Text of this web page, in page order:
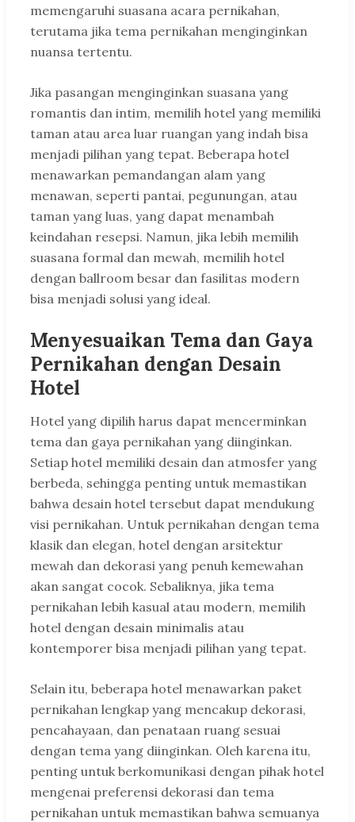
memengaruhi suasana acara pernikahan,
terutama jika tema pernikahan menginginkan
nuansa tertentu.
Jika pasangan menginginkan suasana yang
romantis dan intim, memilih hotel yang memiliki
taman atau area luar ruangan yang indah bisa
menjadi pilihan yang tepat. Beberapa hotel
menawarkan pemandangan alam yang
menawan, seperti pantai, pegunungan, atau
taman yang luas, yang dapat menambah
keindahan resepsi. Namun, jika lebih memilih
suasana formal dan mewah, memilih hotel
dengan ballroom besar dan fasilitas modern
bisa menjadi solusi yang ideal.
Menyesuaikan Tema dan Gaya
Pernikahan dengan Desain
Hotel
Hotel yang dipilih harus dapat mencerminkan
tema dan gaya pernikahan yang diinginkan.
Setiap hotel memiliki desain dan atmosfer yang
berbeda, sehingga penting untuk memastikan
bahwa desain hotel tersebut dapat mendukung
visi pernikahan. Untuk pernikahan dengan tema
klasik dan elegan, hotel dengan arsitektur
mewah dan dekorasi yang penuh kemewahan
akan sangat cocok. Sebaliknya, jika tema
pernikahan lebih kasual atau modern, memilih
hotel dengan desain minimalis atau
kontemporer bisa menjadi pilihan yang tepat.
Selain itu, beberapa hotel menawarkan paket
pernikahan lengkap yang mencakup dekorasi,
pencahayaan, dan penataan ruang sesuai
dengan tema yang diinginkan. Oleh karena itu,
penting untuk berkomunikasi dengan pihak hotel
mengenai preferensi dekorasi dan tema
pernikahan untuk memastikan bahwa semuanya